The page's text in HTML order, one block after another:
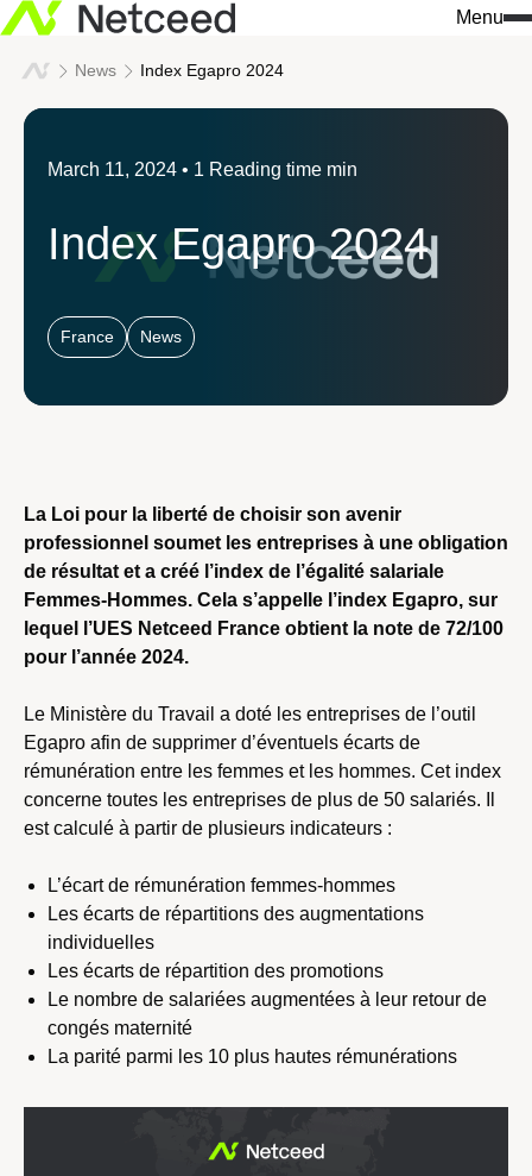
Menu
News Index Egapro 2024
March 11, 2024 • 1 Reading time min
Index Egapro 2024
France News
La Loi pour la liberté de choisir son avenir
professionnel soumet les entreprises à une obligation
de résultat et a créé l’index de l’égalité salariale
Femmes-Hommes. Cela s’appelle l’index Egapro, sur
lequel l’UES Netceed France obtient la note de 72/100
pour l’année 2024.
Le Ministère du Travail a doté les entreprises de l’outil
Egapro afin de supprimer d’éventuels écarts de
rémunération entre les femmes et les hommes. Cet index
concerne toutes les entreprises de plus de 50 salariés. Il
est calculé à partir de plusieurs indicateurs :
L’écart de rémunération femmes-hommes
Les écarts de répartitions des augmentations
individuelles
Les écarts de répartition des promotions
Le nombre de salariées augmentées à leur retour de
congés maternité
La parité parmi les 10 plus hautes rémunérations